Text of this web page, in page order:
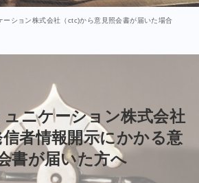
ーション株式会社（ctc)から意見照会書が届いた場合
ニケーション株式会社
信者情報開示にかかる意
書が届いた方へ